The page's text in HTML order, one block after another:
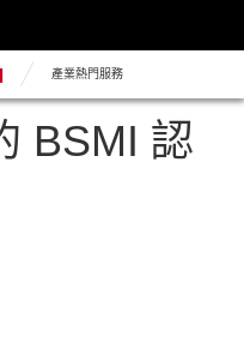
產業熱門服務
BSMI 認